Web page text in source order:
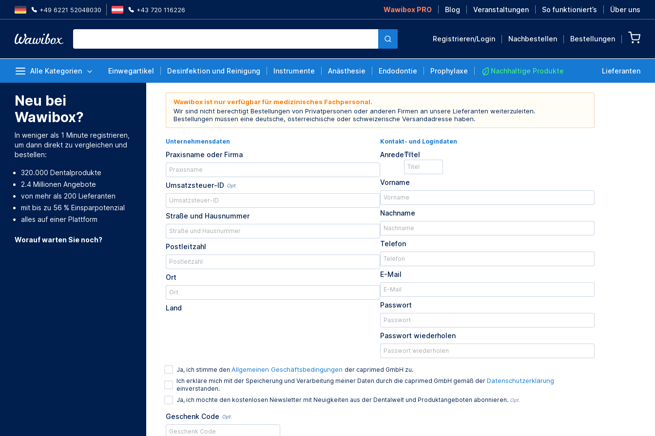
+49 6221 52048030 +43 720 116226 Wawibox PRO Blog Veranstaltungen So funktioniert’s Über uns
Registrieren/Login Nachbestellen Bestellungen
Alle Kategorien Einwegartikel Desinfektion und Reinigung Instrumente Anästhesie Endodontie Prophylaxe Nachhaltige Produkte Lieferanten
MEHR ENTDECKEN
Neu bei
Wawibox?
In weniger als 1 Minute registrieren,
um dann direkt zu vergleichen und
bestellen:
320.000 Dentalprodukte
2.4 Millionen Angebote
von mehr als 200 Lieferanten
mit bis zu 56 % Einsparpotenzial
alles auf einer Plattform
Worauf warten Sie noch?
Wawibox ist nur verfügbar für medizinisches Fachpersonal.
Wir sind nicht berechtigt Bestellungen von Privatpersonen oder anderen Firmen an unsere Lieferanten weiterzuleiten.
Bestellungen müssen eine deutsche, österreichische oder schweizerische Versandadresse haben.
Unternehmensdaten
Praxisname oder Firma
Umsatzsteuer-ID Opt.
Straße und Hausnummer
Postleitzahl
Ort
Land
Kontakt- und Logindaten
AnredeTitel
Opt.
Vorname
Nachname
Telefon
E-Mail
Passwort
Passwort wiederholen
Ja, ich stimme den Allgemeinen Geschäftsbedingungen der caprimed GmbH zu.
Ich erkläre mich mit der Speicherung und Verarbeitung meiner Daten durch die caprimed GmbH gemäß der Datenschutzerklärung
einverstanden.
Ja, ich möchte den kostenlosen Newsletter mit Neuigkeiten aus der Dentalwelt und Produktangeboten abonnieren. Opt.
Geschenk Code Opt.